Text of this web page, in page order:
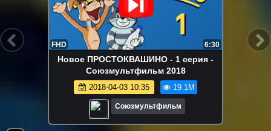
FHD 6:30
Новое ПРОСТОКВАШИНО - 1 серия -
Союзмультфильм 2018
2018-04-03 10:35 19.1M
Союзмультфильм